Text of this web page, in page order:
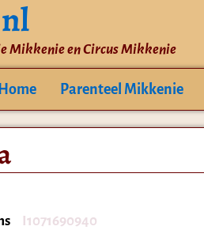
Mikkenie en Circus Mikkenie
Parenteel Mikkenie
I1071690940